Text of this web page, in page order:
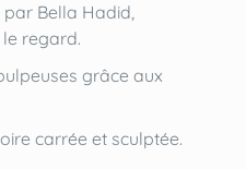
Bella Hadid,
regard.
grâce aux
carrée et sculptée.